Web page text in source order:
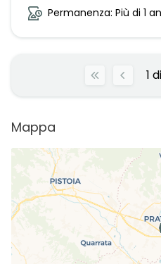
Permanenza: Più di 1
1
Mappa